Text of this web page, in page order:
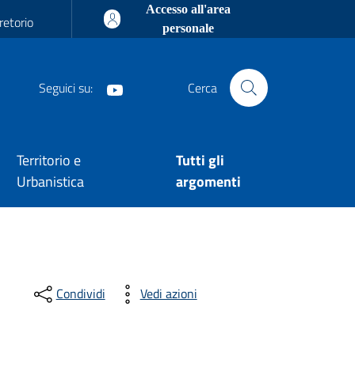
Accesso all'area
personale
Seguici su: Cerca
Territorio e
Urbanistica
Tutti gli
argomenti
Condividi Vedi azioni